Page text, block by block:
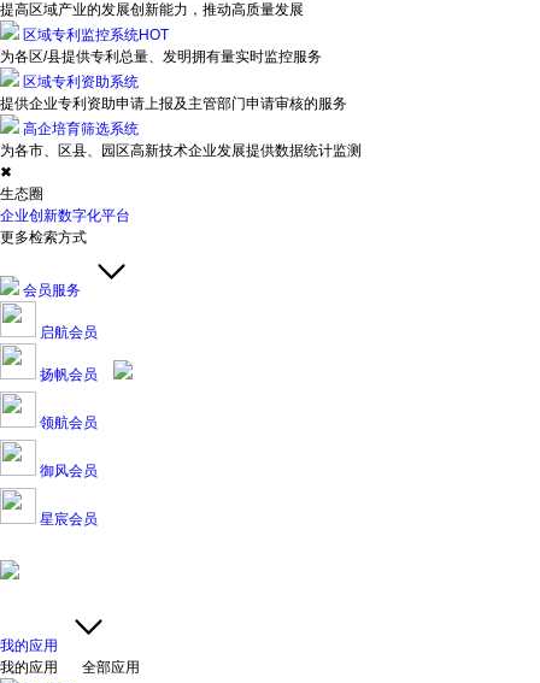
提高区域产业的发展创新能力，推动高质量发展
区域专利监控系统HOT
为各区/县提供专利总量、发明拥有量实时监控服务
区域专利资助系统
提供企业专利资助申请上报及主管部门申请审核的服务
高企培育筛选系统
为各市、区县、园区高新技术企业发展提供数据统计监测
✖
生态圈
企业创新数字化平台
更多检索方式
会员服务
启航会员
扬帆会员
领航会员
御风会员
星宸会员
我的应用
我的应用
全部应用